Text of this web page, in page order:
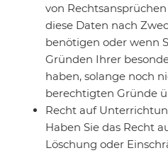
von
diese Daten nach
benötigen oder wenn
Gründen Ihrer
haben, solange noch
berechtigten Gründe
Recht auf
Haben Sie das Recht
Löschung oder